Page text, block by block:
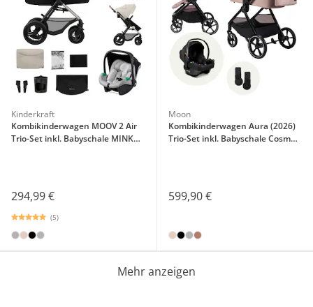
Kinderkraft
Kombikinderwagen MOOV 2 Air
Trio-Set inkl. Babyschale MINK
294,99 €
(5)
Moon
Kombikinderwagen Aura (2026)
Trio-Set inkl. Babyschale Cosmo
599,90 €
Mehr anzeigen